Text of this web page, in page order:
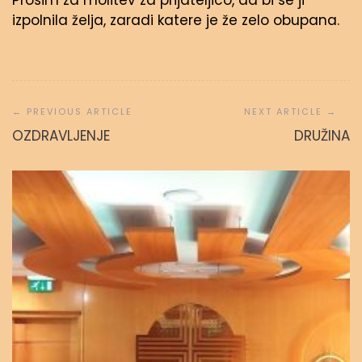
izpolnila želja, zaradi katere je že zelo obupana.
prispevka
OZDRAVLJENJE DRUŽINA